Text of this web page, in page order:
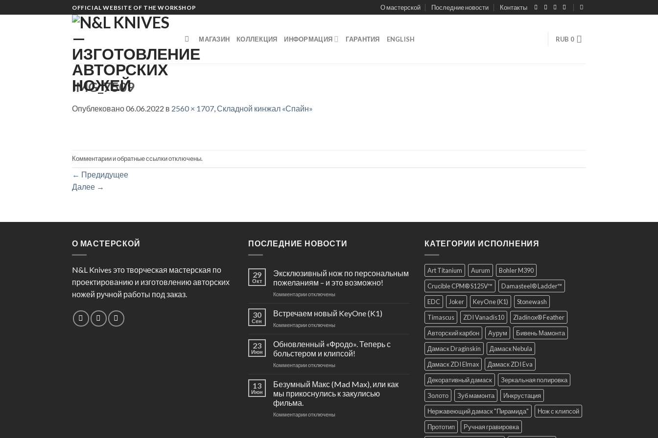
to
OFFICIAL WEBSITE OF THE WORKSHOP О мастерской Последние новости Контакты
МАГАЗИН КОЛЛЕКЦИЯ ИНФОРМАЦИЯ ГАРАНТИЯ ENGLISH RUB 0
IMG_7509
Опублековано06.06.2022 в 2560 × 1707 Складной кинжал «Спайн»
Комментарии и обратные ссылки отключены.
← Предидущее
Далее →
О МАСТЕРСКОЙ
N&L Knives это творческая мастерская по
проектированию и изготовлению авторских
ножей ручной работы под заказ.
ПОСЛЕДНИЕ НОВОСТИ
29
Окт
Эксклюзивный нож по персональным
пожеланиям – и это возможно!
Комментариик
Эксклюзивный
по
пожеланиям
–
это
отключены
30
Сен
Встречаем новый KeyOne (K1)
Комментариик
Встречаем
KeyOne
(K1)
отключены
23
Июн
Обновленный «Фродо». Теперь с
больстером и клипсой!
Комментариик
Обновленный
Теперь
больстером
отключены
13
Июн
Безумный Макс (Mad Max), или как
мы прикоснулись к закулисью
фильма.
Комментариикотключены
КАТЕГОРИИ ИСПОЛНЕНИЯ
Art Titanium Aurum
Bohler M390
Crucible CPM® S125V™
Damasteel® Ladder™
EDC
Joker KeyOne (K1)
Stonewash
Timascus
ZDI Vanadis10
Zladinox® Feather
Авторский карбон
Аурум
Бивень Мамонта
Дамаск Draginskin
Дамаск Nebula
Дамаск ZDI Elmax
Дамаск ZDI Eva
Декоративный дамаск
Зеркальная полировка
Золото
Зуб мамонта
Инкрустация
Нержавеющий дамаск "Пирамида"
Нож с клипсой
Прототип
Ручная гравировка